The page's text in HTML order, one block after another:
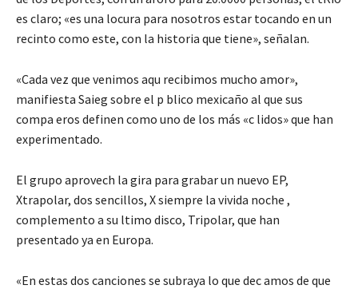
es claro; «es una locura para nosotros estar tocando en un
recinto como este, con la historia que tiene», señalan.
«Cada vez que venimos aqu recibimos mucho amor»,
manifiesta Saieg sobre el p blico mexicaño al que sus
compa eros definen como uno de los más «c lidos» que han
experimentado.
El grupo aprovech la gira para grabar un nuevo EP,
Xtrapolar, dos sencillos, X siempre la vivida noche ,
complemento a su ltimo disco, Tripolar, que han
presentado ya en Europa.
«En estas dos canciones se subraya lo que dec amos de que